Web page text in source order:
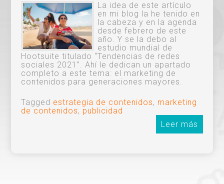
La idea de este artículo
en mi blog la he tenido en
la cabeza y en la agenda
desde febrero de este
año. Y se la debo al
estudio mundial de
Hootsuite titulado “Tendencias de redes
sociales 2021”. Ahí le dedican un apartado
completo a este tema: el marketing de
contenidos para generaciones mayores.
Tagged estrategia de contenidos, marketing
de contenidos, publicidad
Leer más